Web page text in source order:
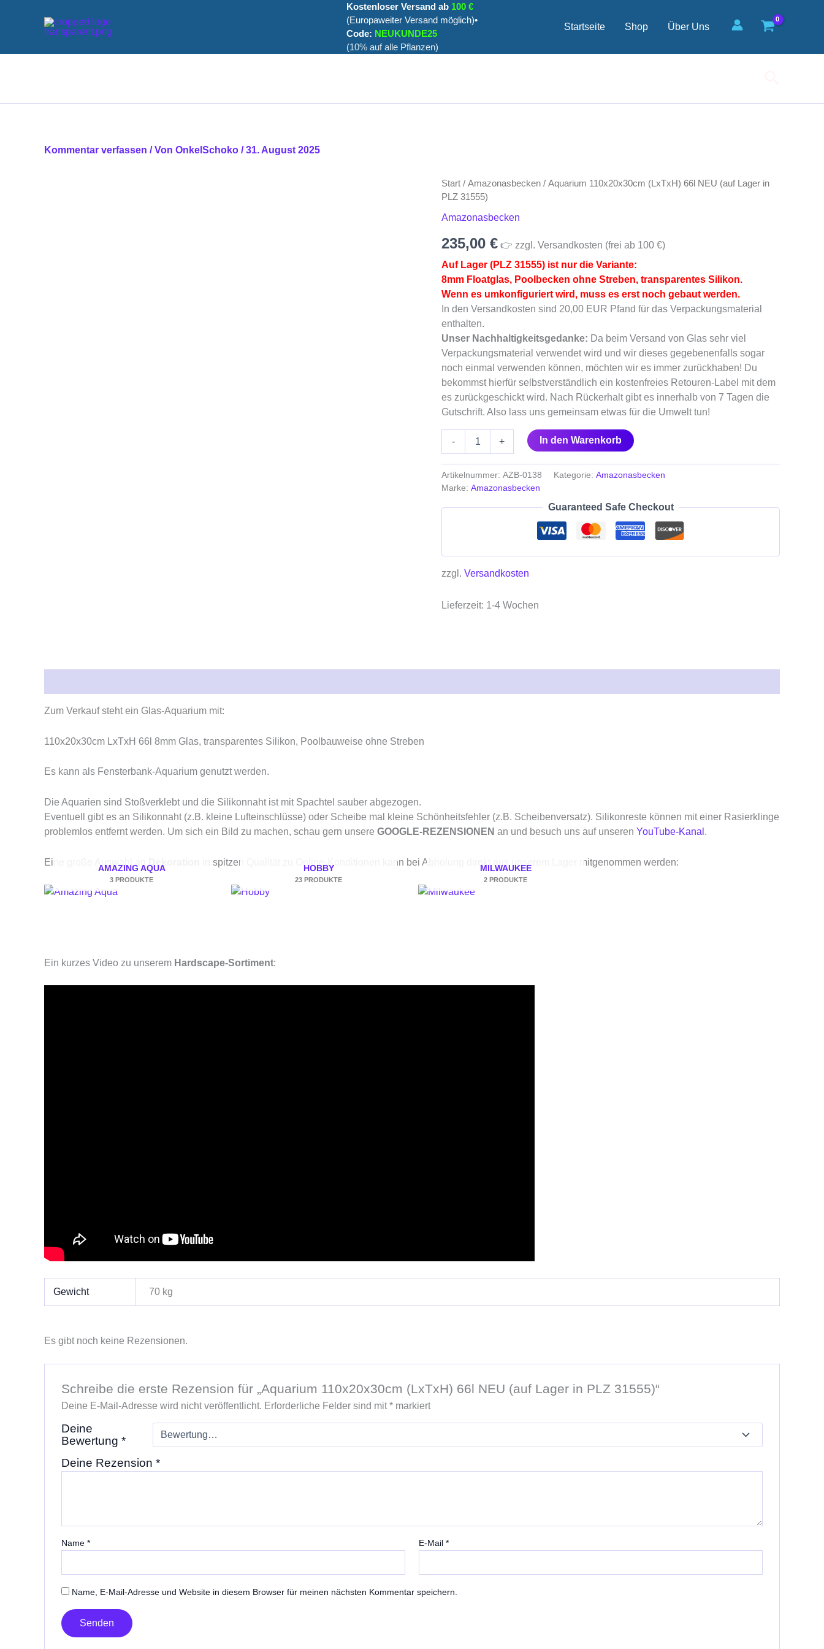
Kostenloser Versand ab 100 €
(Europaweiter Versand möglich)•
Code: NEUKUNDE25
(10% auf alle Pflanzen)
Startseite Shop Über Uns
Kommentar verfassen / Von OnkelSchoko /31. August 2025
Start / Amazonasbecken / Aquarium 110x20x30cm (LxTxH) 66l NEU (auf Lager in
PLZ 31555)
Amazonasbecken
235,00 € 👉 zzgl. Versandkosten (frei ab 100 €)
Auf Lager (PLZ 31555) ist nur die Variante:
8mm Floatglas, Poolbecken ohne Streben, transparentes Silikon.
Wenn es umkonfiguriert wird, muss es erst noch gebaut werden.
In den Versandkosten sind 20,00 EUR Pfand für das Verpackungsmaterial
enthalten.
Unser Nachhaltigkeitsgedanke: Da beim Versand von Glas sehr viel
Verpackungsmaterial verwendet wird und wir dieses gegebenenfalls sogar
noch einmal verwenden können, möchten wir es immer zurückhaben! Du
bekommst hierfür selbstverständlich ein kostenfreies Retouren-Label mit dem
es zurückgeschickt wird. Nach Rückerhalt gibt es innerhalb von 7 Tagen die
Gutschrift. Also lass uns gemeinsam etwas für die Umwelt tun!
-
Aquarium
110x20x30cm
66l
(auf
in
PLZ
31555)
Menge
+ In den Warenkorb
Artikelnummer: AZB-0138 Kategorie: Amazonasbecken
Marke: Amazonasbecken
Guaranteed Safe Checkout
zzgl. Versandkosten
Lieferzeit: 1-4 Wochen
Zum Verkauf steht ein Glas-Aquarium mit:
110x20x30cm LxTxH 66l 8mm Glas, transparentes Silikon, Poolbauweise ohne Streben
Es kann als Fensterbank-Aquarium genutzt werden.
Die Aquarien sind Stoßverklebt und die Silikonnaht ist mit Spachtel sauber abgezogen.
Eventuell gibt es an Silikonnaht (z.B. kleine Lufteinschlüsse) oder Scheibe mal kleine Schönheitsfehler (z.B. Scheibenversatz). Silikonreste können mit einer Rasierklinge
problemlos entfernt werden. Um sich ein Bild zu machen, schau gern unsere GOOGLE-REZENSIONEN an und besuch uns auf unseren YouTube-Kanal .
Eine große Auswahl an in spitzen Qualität zu Online-Konditionen kann bei Abholung direkt aus unserem Lager mitgenommen werden:
AMAZING AQUA
3 PRODUKTE
HOBBY
23 PRODUKTE
MILWAUKEE
2 PRODUKTE
Ein kurzes Video zu unserem Hardscape-Sortiment:
Gewicht 70 kg
Es gibt noch keine Rezensionen.
Schreibe die erste Rezension für „Aquarium 110x20x30cm (LxTxH) 66l NEU (auf Lager in PLZ 31555)“
Deine E-Mail-Adresse wird nicht veröffentlicht. Erforderliche Felder sind mit*markiert
Deine
Bewertung *
Deine Rezension *
Name * E-Mail*
Name, E-Mail-Adresse und Website in diesem Browser für meinen nächsten Kommentar speichern.
Lager
PLZ